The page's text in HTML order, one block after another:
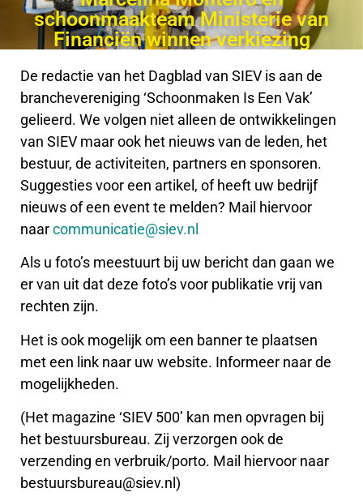
schoonmaakteam Ministerie van
Financiën winnen verkiezing
De redactie van het Dagblad van SIEV is aan de
branchevereniging ‘Schoonmaken Is Een Vak’
gelieerd. We volgen niet alleen de ontwikkelingen
van SIEV maar ook het nieuws van de leden, het
bestuur, de activiteiten, partners en sponsoren.
Suggesties voor een artikel, of heeft uw bedrijf
nieuws of een event te melden? Mail hiervoor
naarcommunicatie@siev.nl
Als u foto’s meestuurt bij uw bericht dan gaan we
er van uit dat deze foto’s voor publikatie vrij van
rechten zijn.
Het is ook mogelijk om een banner te plaatsen
met een link naar uw website. Informeer naar de
mogelijkheden.
(Het magazine ‘SIEV 500’ kan men opvragen bij
het bestuursbureau. Zij verzorgen ook de
verzending en verbruik/porto. Mail hiervoor naar
bestuursbureau@siev.nl)